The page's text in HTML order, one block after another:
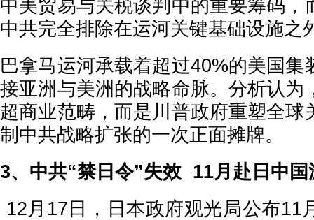
中美贸易与关税谈判中的重要筹码，
中共完全排除在运河关键基础设施之
巴拿马运河承载着超过40%的美国集
接亚洲与美洲的战略命脉。分析认为
超商业范畴，而是川普政府重塑全球
制中共战略扩张的一次正面摊牌。
3、中共“禁日令”失效 11月赴日中国
12月17日，日本政府观光局公布11